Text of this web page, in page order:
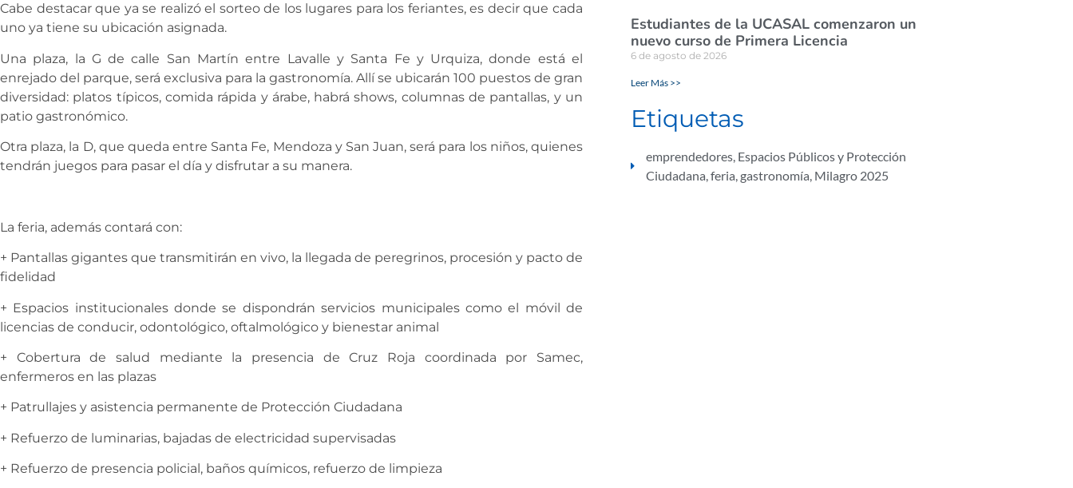
Cabe destacar que ya se realizó el sorteo de los lugares para los feriantes, es decir que cada
uno ya tiene su ubicación asignada.
Una plaza, la G de calle San Martín entre Lavalle y Santa Fe y Urquiza, donde está el
enrejado del parque, será exclusiva para la gastronomía. Allí se ubicarán 100 puestos de gran
diversidad: platos típicos, comida rápida y árabe, habrá shows, columnas de pantallas, y un
patio gastronómico.
Otra plaza, la D, que queda entre Santa Fe, Mendoza y San Juan, será para los niños, quienes
tendrán juegos para pasar el día y disfrutar a su manera.
La feria, además contará con:
+ Pantallas gigantes que transmitirán en vivo, la llegada de peregrinos, procesión y pacto de
fidelidad
+ Espacios institucionales donde se dispondrán servicios municipales como el móvil de
licencias de conducir, odontológico, oftalmológico y bienestar animal
+ Cobertura de salud mediante la presencia de Cruz Roja coordinada por Samec,
enfermeros en las plazas
+ Patrullajes y asistencia permanente de Protección Ciudadana
+ Refuerzo de luminarias, bajadas de electricidad supervisadas
+ Refuerzo de presencia policial, baños químicos, refuerzo de limpieza
Estudiantes de la UCASAL comenzaron un
nuevo curso de Primera Licencia
6 de agosto de 2026
Leer Más >>
Etiquetas
emprendedores, Espacios Públicos y Protección
Ciudadana,feria, gastronomía, Milagro 2025